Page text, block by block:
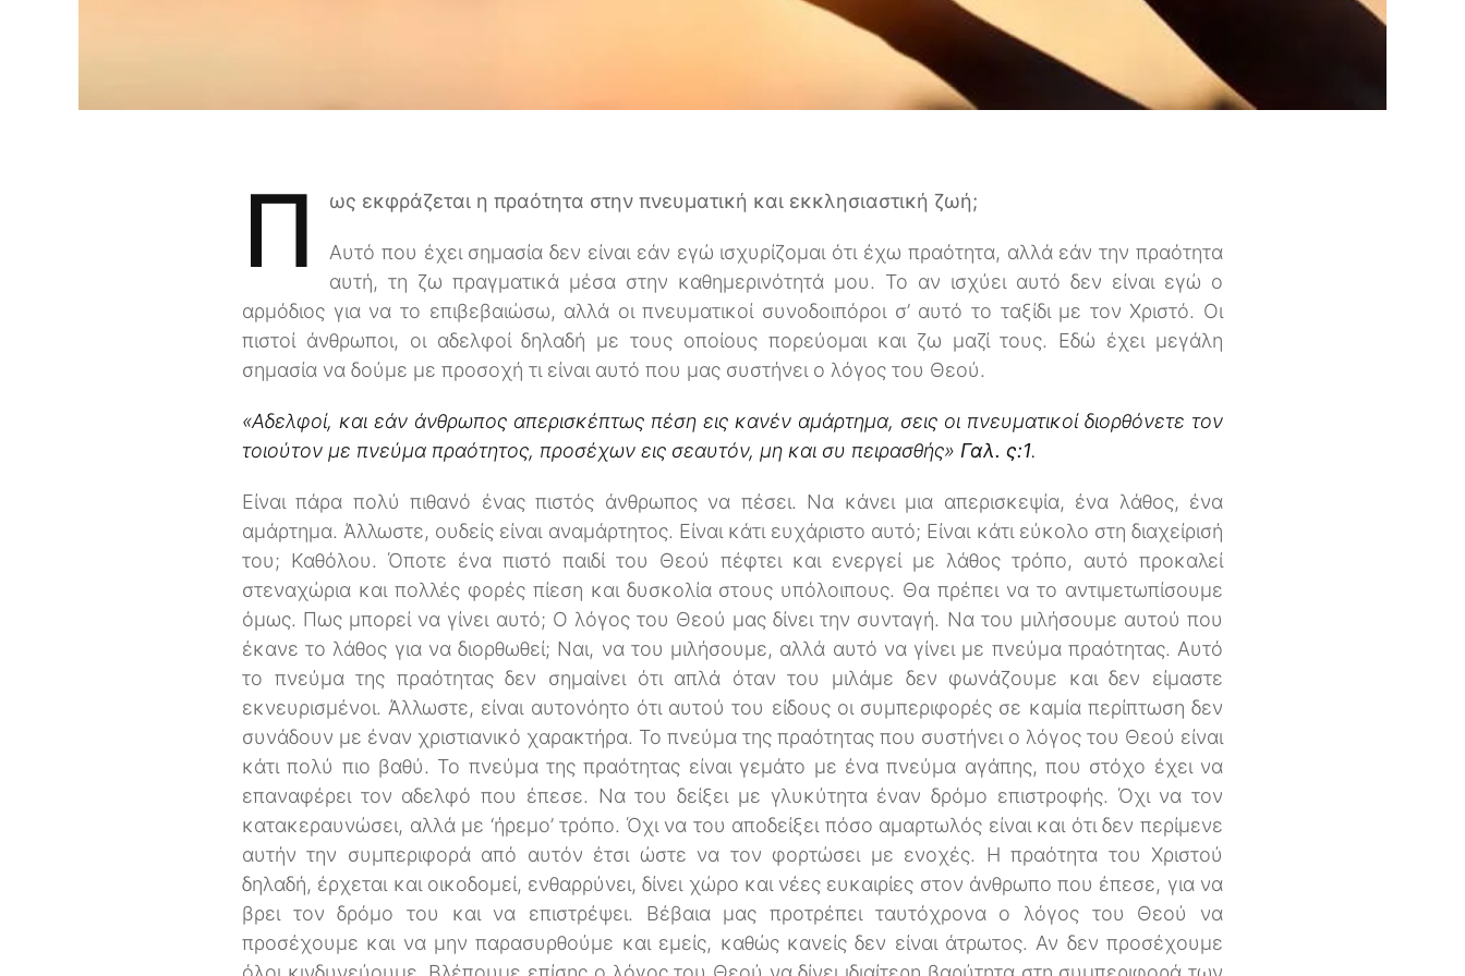
Π ως εκφράζεται η πραότητα στην πνευματική και εκκλησιαστική ζωή;
Αυτό που έχει σημασία δεν είναι εάν εγώ ισχυρίζομαι ότι έχω πραότητα, αλλά εάν την πραότητα
αυτή, τη ζω πραγματικά μέσα στην καθημερινότητά μου. Το αν ισχύει αυτό δεν είναι εγώ ο
αρμόδιος για να το επιβεβαιώσω, αλλά οι πνευματικοί συνοδοιπόροι σ’ αυτό το ταξίδι με τον Χριστό. Οι
πιστοί άνθρωποι, οι αδελφοί δηλαδή με τους οποίους πορεύομαι και ζω μαζί τους. Εδώ έχει μεγάλη
σημασία να δούμε με προσοχή τι είναι αυτό που μας συστήνει ο λόγος του Θεού.
«Αδελφοί, και εάν άνθρωπος απερισκέπτως πέση εις κανέν αμάρτημα, σεις οι πνευματικοί διορθόνετε τον
τοιούτον με πνεύμα πραότητος, προσέχων εις σεαυτόν, μη και συ πειρασθής» Γαλ. ς:1.
Είναι πάρα πολύ πιθανό ένας πιστός άνθρωπος να πέσει. Να κάνει μια απερισκεψία, ένα λάθος, ένα
αμάρτημα. Άλλωστε, ουδείς είναι αναμάρτητος. Είναι κάτι ευχάριστο αυτό; Είναι κάτι εύκολο στη διαχείρισή
του; Καθόλου. Όποτε ένα πιστό παιδί του Θεού πέφτει και ενεργεί με λάθος τρόπο, αυτό προκαλεί
στεναχώρια και πολλές φορές πίεση και δυσκολία στους υπόλοιπους. Θα πρέπει να το αντιμετωπίσουμε
όμως. Πως μπορεί να γίνει αυτό; Ο λόγος του Θεού μας δίνει την συνταγή. Να του μιλήσουμε αυτού που
έκανε το λάθος για να διορθωθεί; Ναι, να του μιλήσουμε, αλλά αυτό να γίνει με πνεύμα πραότητας. Αυτό
το πνεύμα της πραότητας δεν σημαίνει ότι απλά όταν του μιλάμε δεν φωνάζουμε και δεν είμαστε
εκνευρισμένοι. Άλλωστε, είναι αυτονόητο ότι αυτού του είδους οι συμπεριφορές σε καμία περίπτωση δεν
συνάδουν με έναν χριστιανικό χαρακτήρα. Το πνεύμα της πραότητας που συστήνει ο λόγος του Θεού είναι
κάτι πολύ πιο βαθύ. Το πνεύμα της πραότητας είναι γεμάτο με ένα πνεύμα αγάπης, που στόχο έχει να
επαναφέρει τον αδελφό που έπεσε. Να του δείξει με γλυκύτητα έναν δρόμο επιστροφής. Όχι να τον
κατακεραυνώσει, αλλά με ‘ήρεμο’ τρόπο. Όχι να του αποδείξει πόσο αμαρτωλός είναι και ότι δεν περίμενε
αυτήν την συμπεριφορά από αυτόν έτσι ώστε να τον φορτώσει με ενοχές. Η πραότητα του Χριστού
δηλαδή, έρχεται και οικοδομεί, ενθαρρύνει, δίνει χώρο και νέες ευκαιρίες στον άνθρωπο που έπεσε, για να
βρει τον δρόμο του και να επιστρέψει. Βέβαια μας προτρέπει ταυτόχρονα ο λόγος του Θεού να
προσέχουμε και να μην παρασυρθούμε και εμείς, καθώς κανείς δεν είναι άτρωτος. Αν δεν προσέχουμε